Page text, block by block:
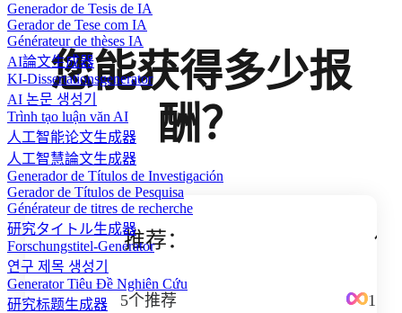
Generador de Tesis de IA
Gerador de Tese com IA
Générateur de thèses IA
AI論文生成器
KI-Dissertationsgenerator
AI 논문 생성기
Trình tạo luận văn AI
人工智能论文生成器
人工智慧論文生成器
Generador de Títulos de Investigación
Gerador de Títulos de Pesquisa
Générateur de titres de recherche
研究タイトル生成器
Forschungstitel-Generator
연구 제목 생성기
Generator Tiêu Đề Nghiên Cứu
研究标题生成器
您能获得多少报
酬？
推荐：
5个推荐
他
1 个